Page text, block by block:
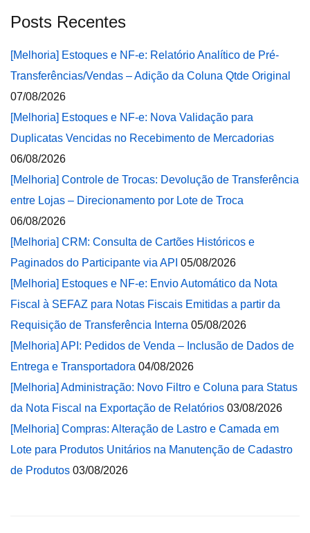
Posts Recentes
[Melhoria] Estoques e NF-e: Relatório Analítico de Pré-
Transferências/Vendas – Adição da Coluna Qtde Original
07/08/2026
[Melhoria] Estoques e NF-e: Nova Validação para
Duplicatas Vencidas no Recebimento de Mercadorias
06/08/2026
[Melhoria] Controle de Trocas: Devolução de Transferência
entre Lojas – Direcionamento por Lote de Troca
06/08/2026
[Melhoria] CRM: Consulta de Cartões Históricos e
Paginados do Participante via API 05/08/2026
[Melhoria] Estoques e NF-e: Envio Automático da Nota
Fiscal à SEFAZ para Notas Fiscais Emitidas a partir da
Requisição de Transferência Interna 05/08/2026
[Melhoria] API: Pedidos de Venda – Inclusão de Dados de
Entrega e Transportadora 04/08/2026
[Melhoria] Administração: Novo Filtro e Coluna para Status
da Nota Fiscal na Exportação de Relatórios 03/08/2026
[Melhoria] Compras: Alteração de Lastro e Camada em
Lote para Produtos Unitários na Manutenção de Cadastro
de Produtos 03/08/2026